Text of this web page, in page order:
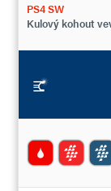
PS4 SW
Kulový kohout